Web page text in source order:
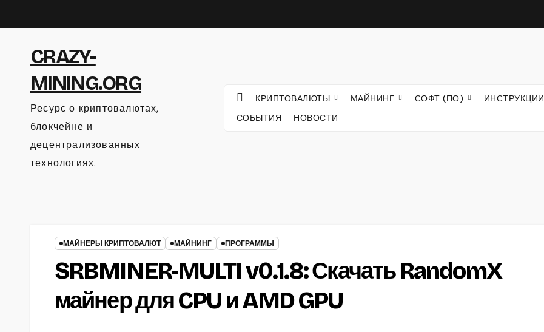
к
CRAZY-
MINING.ORG
Ресурс о криптовалютах,
блокчейне и
децентрализованных
технологиях.
КРИПТОВАЛЮТЫ МАЙНИНГ СОФТ (ПО) ИНСТРУКЦИИ
СОБЫТИЯ
НОВОСТИ
МАЙНЕРЫ КРИПТОВАЛЮТ МАЙНИНГ ПРОГРАММЫ
SRBMINER-MULTI v0.1.8: Скачать RandomX
майнер для CPU и AMD GPU